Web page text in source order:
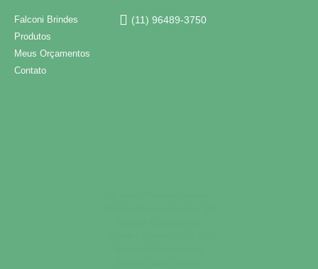
Falconi Brindes
Produtos
Meus Orçamentos
Contato
(11) 96489-3750